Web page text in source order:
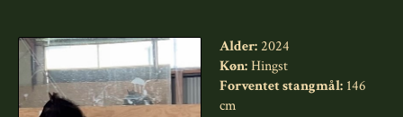
Alder:2024
Køn:Hingst
Forventet stangmål: 146
cm